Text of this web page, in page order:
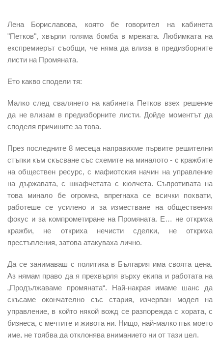
Лена Бориславова, която бе говорител на кабинета
"Петков", хвърли голяма бомба в мрежата. Любимката на
експремиерът съобщи, че няма да влиза в предизборните
листи на Промяната.
Ето какво сподели тя:
Малко след свалянето на кабинета Петков взех решение
да не влизам в предизборните листи. Дойде моментът да
споделя причините за това.
През последните 8 месеца направихме първите решителни
стъпки към скъсване със схемите на миналото - с кражбите
на обществен ресурс, с мафиотския начин на управление
на държавата, с шкафчетата с кюлчета. Съпротивата на
това минало бе огромна, впрегнаха се всички похвати,
работеше се усилено и за изместване на обществения
фокус и за компрометиране на Промяната. Е… не откриха
кражби, не откриха нечисти сделки, не откриха
престъпления, затова атакуваха лично.
Да се занимаваш с политика в България има своята цена.
Аз нямам право да я прехвърля върху екипа и работата на
„Продължаваме промяната“. Най-накрая имаме шанс да
скъсаме окончателно със стария, изчерпан модел на
управление, в който някой вожд се разпорежда с хората, с
бизнеса, с мечтите и живота ни. Нищо, най-малко пък моето
име, не трябва да отклонява вниманието ни от тази цел.